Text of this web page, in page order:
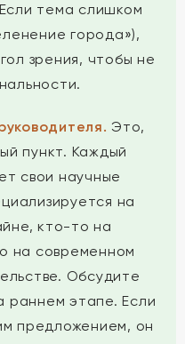
тема слишком
города»),
зрения, чтобы не
Это,
пункт. Каждый
свои научные
на
кто-то на
на современном
Обсудите
раннем этапе. Если
предложением, он